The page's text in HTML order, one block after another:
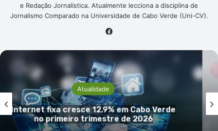
e Redação Jornalística. Atualmente lecciona a disciplina de
Jornalismo Comparado na Universidade de Cabo Verde (Uni-CV).
Atualidade
INECV descarta acusações de
manipulção e reafirma
rigor das estatísticas oficiais